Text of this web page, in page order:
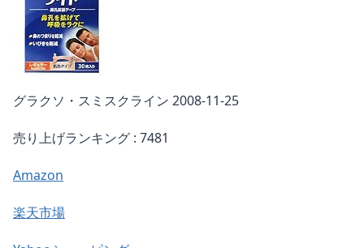
グラクソ・スミスクライン 2008-11-25
売り上げランキング : 7481
Amazon
楽天市場